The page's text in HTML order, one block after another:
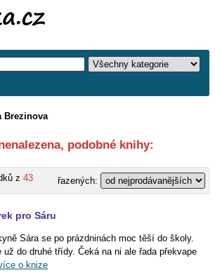
Brezinova
podobné knihy:
z 43 řazených:
pro Sáru
Sára se po prázdninách moc těší do školy.
už do druhé třídy. Čeká na ni ale řada překvape
o knize